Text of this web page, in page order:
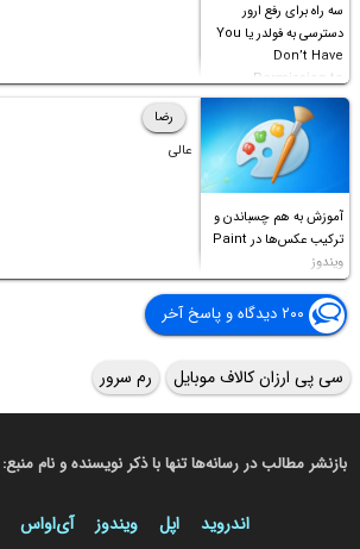
سه راه برای رفع ارور
دسترسی به فولدر یا You
Don’t Have
Permission to
Access this folder
آموزش به هم چسباندن و
ترکیب عکس‌ها در Paint
ویندوز
رضا
عالی
۲۰۰ دیدگاه و پاسخ آخر
سی پی ارزان کالاف موبایل رم سرور
بازنشر مطالب در رسانه‌ها تنها با ذکر نویسنده و نام منبع:
اندروید اپل ویندوز آی‌او‌اس